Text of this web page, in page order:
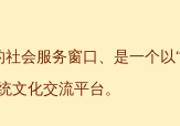
会服务窗口、是一个以
文化交流平台。